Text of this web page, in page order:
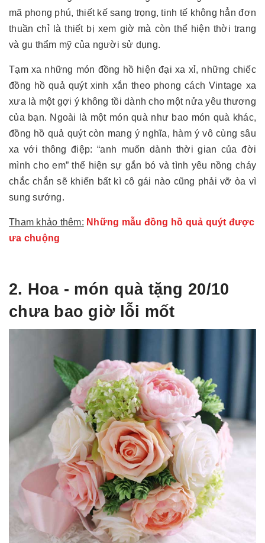
mã phong phú, thiết kế sang trọng, tinh tế không hẳn đơn
thuần chỉ là thiết bị xem giờ mà còn thể hiện thời trang
và gu thẩm mỹ của người sử dụng.
Tạm xa những món đồng hồ hiện đại xa xỉ, những chiếc
đồng hồ quả quýt xinh xắn theo phong cách Vintage xa
xưa là một gợi ý không tồi dành cho một nửa yêu thương
của bạn. Ngoài là một món quà như bao món quà khác,
đồng hồ quả quýt còn mang ý nghĩa, hàm ý vô cùng sâu
xa với thông điệp: “anh muốn dành thời gian của đời
mình cho em” thể hiện sự gắn bó và tình yêu nồng cháy
chắc chắn sẽ khiến bất kì cô gái nào cũng phải vỡ òa vì
sung sướng.
Tham khảo thêm: Những mẫu đồng hồ quả quýt được
ưa chuộng
2. Hoa - món quà tặng 20/10
chưa bao giờ lỗi mốt